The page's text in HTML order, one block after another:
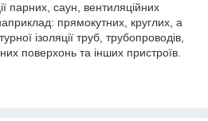
парних, саун, вентиляційних
прямокутних, круглих, а
ізоляції труб, трубопроводів,
поверхонь та інших пристроїв.